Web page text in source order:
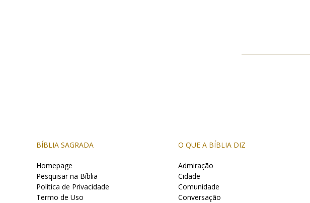
BÍBLIA SAGRADA
Homepage
Pesquisar na Bíblia
Política de Privacidade
Termo de Uso
O QUE A BÍBLIA DIZ
Admiração
Cidade
Comunidade
Conversação